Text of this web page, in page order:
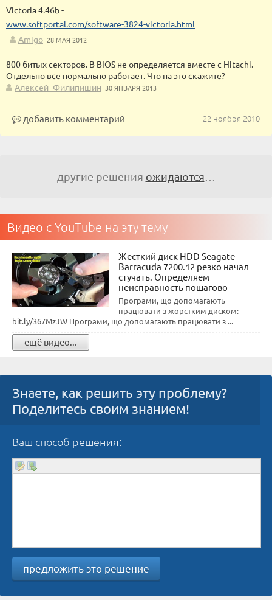
Victoria 4.46b -
www.softportal.com/software-3824-victoria.html
Amigo 28 МАЯ 2012
800 битых секторов. В BIOS не определяется вместе с Hitachi.
Отдельно все нормально работает. Что на это скажите?
Алексей_Филипишин 30 ЯНВАРЯ 2013
22 ноября 2010
добавить комментарий
другие решения ожидаются
Видео с YouTube на эту тему
Жесткий диск HDD Seagate
Barracuda 7200.12 резко начал
стучать. Определяем
неисправность пошагово
Програми, що допомагають
працювати з жорстким диском:
bit.ly/367MzJW Програми, що допомагають працювати з ...
ещё видео...
Знаете, как решить эту проблему?
Поделитесь своим знанием!
Ваш способ решения:
предложить это решение